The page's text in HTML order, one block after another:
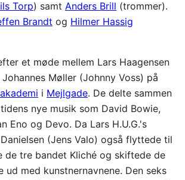
Torp) samt Anders Brill (trommer).
Brandt og Hilmer Hassig
et møde mellem Lars Haagensen
Johannes Møller (Johnny Voss) på
i Mejlgade. De delte sammen
nye musik som David Bowie,
Eno og Devo. Da Lars H.U.G.'s
(Jens Valo) også flyttede til
de tre bandet Kliché og skiftede de
ud med kunstnernavnene. Den seks